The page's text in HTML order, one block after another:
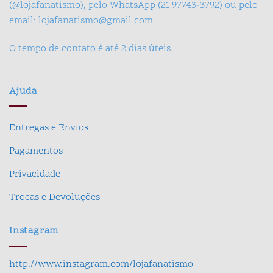
(@lojafanatismo), pelo WhatsApp (21 97743-3792) ou pelo
email: lojafanatismo@gmail.com
O tempo de contato é até 2 dias úteis.
Ajuda
Entregas e Envios
Pagamentos
Privacidade
Trocas e Devoluções
Instagram
http://www.instagram.com/lojafanatismo